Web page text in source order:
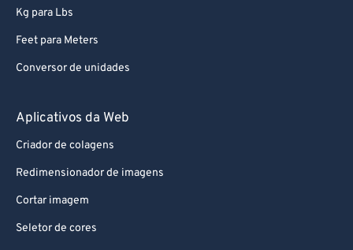
Kg para Lbs
Feet para Meters
Conversor de unidades
Aplicativos da Web
Criador de colagens
Redimensionador de imagens
Cortar imagem
Seletor de cores